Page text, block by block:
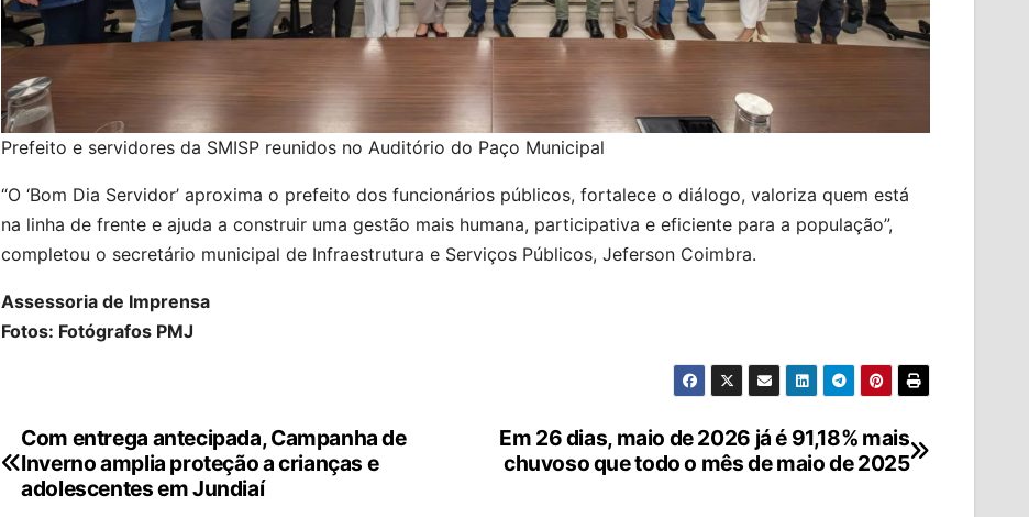
Prefeito e servidores da SMISP reunidos no Auditório do Paço Municipal
“O ‘Bom Dia Servidor’ aproxima o prefeito dos funcionários públicos, fortalece o diálogo, valoriza quem está
na linha de frente e ajuda a construir uma gestão mais humana, participativa e eficiente para a população”,
completou o secretário municipal de Infraestrutura e Serviços Públicos, Jeferson Coimbra.
Assessoria de Imprensa
Fotos: Fotógrafos PMJ
Navegação
de
Em 26 dias, maio de 2026 já é 91,18% mais
chuvoso que todo o mês de maio de 2025
Com entrega antecipada, Campanha de
Inverno amplia proteção a crianças e
adolescentes em Jundiaí